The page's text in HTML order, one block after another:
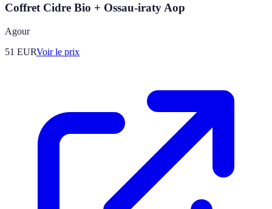
Coffret Cidre Bio + Ossau-iraty Aop
Agour
51 EURVoir le prix